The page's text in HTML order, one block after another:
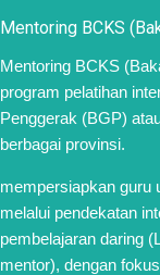
Mentoring BCKS
Mentoring BCKS
program pelatihan
Penggerak (BGP)
berbagai provinsi.
mempersiapkan guru
melalui pendekatan
pembelajaran daring
mentor), dengan